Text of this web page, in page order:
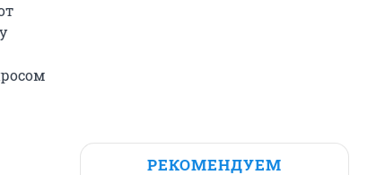
РЕКОМЕНДУЕМ